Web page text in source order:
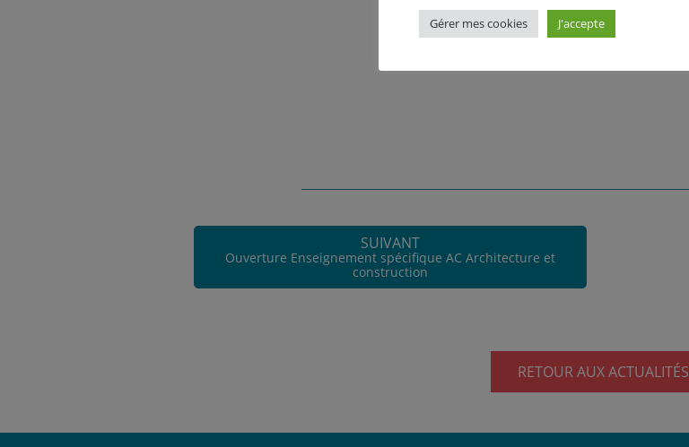
SUIVANT
Ouverture Enseignement spécifique AC Architecture et
construction
RETOUR AUX ACTUALITÉS
Gérer mes cookies J'accepte